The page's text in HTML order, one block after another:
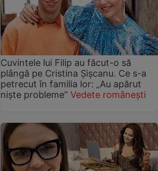
Cuvintele lui Filip au făcut-o să
plângă pe Cristina Șișcanu. Ce s-a
petrecut în familia lor: „Au apărut
niște probleme” Vedete românești